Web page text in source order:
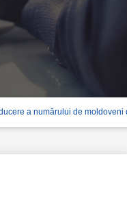
a numărului de